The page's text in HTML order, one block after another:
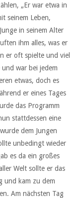
„Er war etwa in
seinem Leben,
in seinem Alter
ihm alles, was er
er oft spielte und viel
war bei jedem
etwas, doch es
er eines Tages
das Programm
stattdessen eine
dem Jungen
unbedingt wieder
es da ein großes
Welt sollte er das
und kam zu dem
Am nächsten Tag